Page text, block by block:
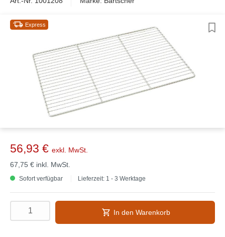
Express
56,93 € exkl. MwSt.
67,75 € inkl. MwSt.
Sofort verfügbar Lieferzeit: 1 - 3 Werktage
In den Warenkorb